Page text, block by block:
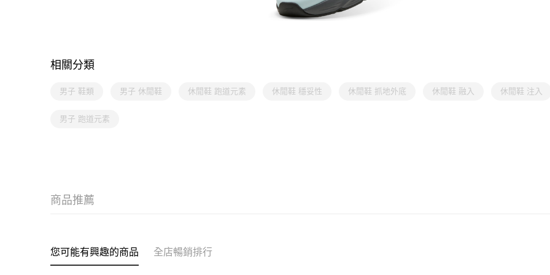
相關分類
男子 鞋類 男子 休閒鞋 休閒鞋 跑道元素 休閒鞋 穩妥性 休閒鞋 抓地外底 休閒鞋 融入 休閒鞋 注入
男子 跑道元素
商品推薦
您可能有興趣的商品 全店暢銷排行